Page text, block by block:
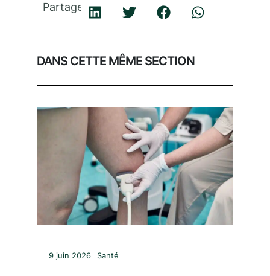
Partager
DANS CETTE MÊME SECTION
9 juin 2026 Santé